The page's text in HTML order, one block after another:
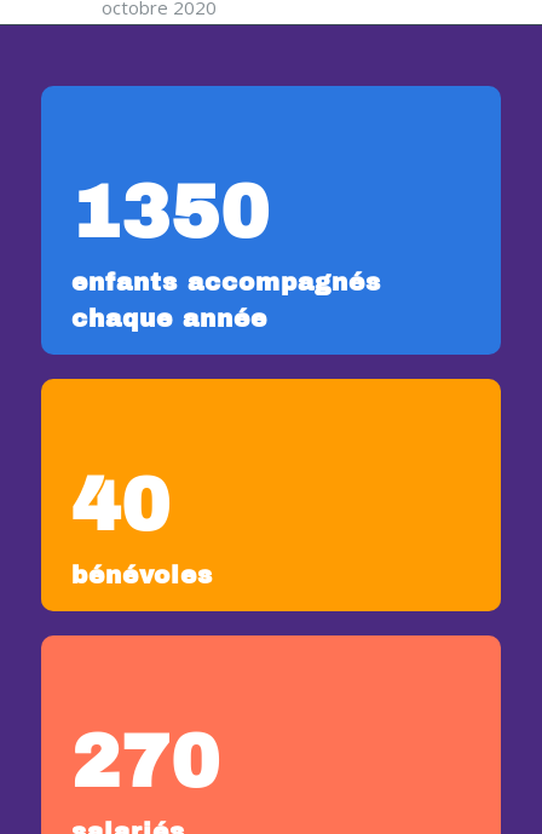
octobre 2020
1350
enfants accompagnés
chaque année
40
bénévoles
270